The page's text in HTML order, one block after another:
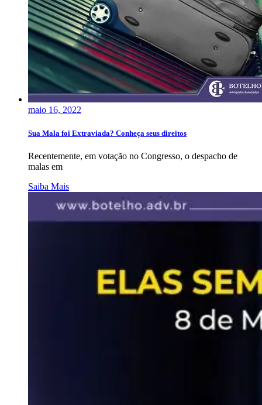
maio 16, 2022
Sua Mala foi Extraviada? Conheça seus direitos
Recentemente, em votação no Congresso, o despacho de
malas em
Saiba Mais